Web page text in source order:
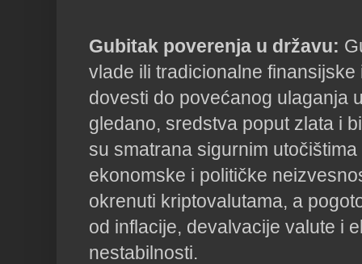
Gubitak poverenja u državu:
vlade ili tradicionalne finansijske
dovesti do povećanog ulaganja
gledano, sredstva poput zlata i
su smatrana sigurnim
ekonomske i političke
okrenuti kriptovalutama, a
od inflacije, devalvacije valute i
nestabilnosti.